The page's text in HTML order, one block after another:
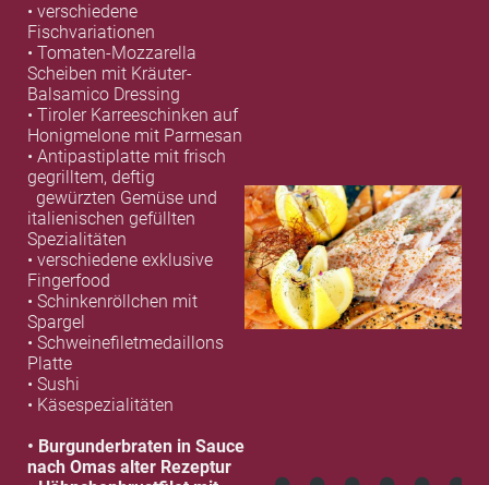
• verschiedene
Fischvariationen
• Tomaten-Mozzarella
Scheiben mit Kräuter-
Balsamico Dressing
• Tiroler Karreeschinken auf
Honigmelone mit Parmesan
• Antipastiplatte mit frisch
gegrilltem, deftig
gewürzten Gemüse und
italienischen gefüllten
Spezialitäten
• verschiedene exklusive
Fingerfood
• Schinkenröllchen mit
Spargel
• Schweinefiletmedaillons
Platte
• Sushi
• Käsespezialitäten
• Burgunderbraten in Sauce
nach Omas alter Rezeptur